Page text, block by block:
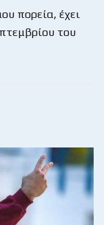
πορεία, έχει
του